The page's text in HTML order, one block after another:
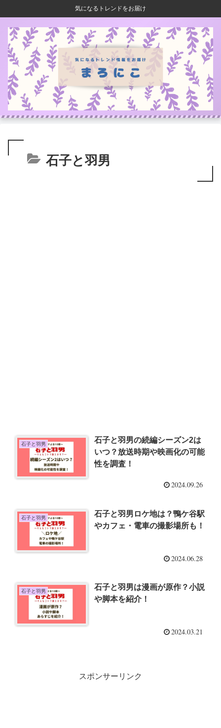
気になるトレンドをお届け
石子と羽男
石子と羽男
石子と羽男の続編シーズン2は
いつ？放送時期や映画化の可能
性を調査！
2024.09.26
石子と羽男
石子と羽男ロケ地は？鴨ケ谷駅
やカフェ・電車の撮影場所も！
2024.06.28
石子と羽男
石子と羽男は漫画が原作？小説
や脚本を紹介！
2024.03.21
スポンサーリンク